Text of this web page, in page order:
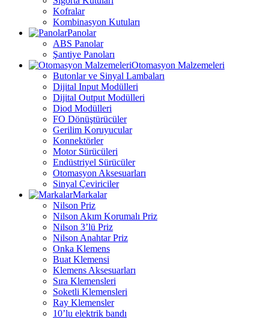
Kofralar
Kombinasyon Kutuları
Panolar
ABS Panolar
Şantiye Panoları
Otomasyon Malzemeleri
Butonlar ve Sinyal Lambaları
Dijital Input Modülleri
Dijital Output Modülleri
Diod Modülleri
FO Dönüştürücüler
Gerilim Koruyucular
Konnektörler
Motor Sürücüleri
Endüstriyel Sürücüler
Otomasyon Aksesuarları
Sinyal Çeviriciler
Markalar
Nilson Priz
Nilson Akım Korumalı Priz
Nilson 3’lü Priz
Nilson Anahtar Priz
Onka Klemens
Buat Klemensi
Klemens Aksesuarları
Sıra Klemensleri
Soketli Klemensleri
Ray Klemensler
10’lu elektrik bandı